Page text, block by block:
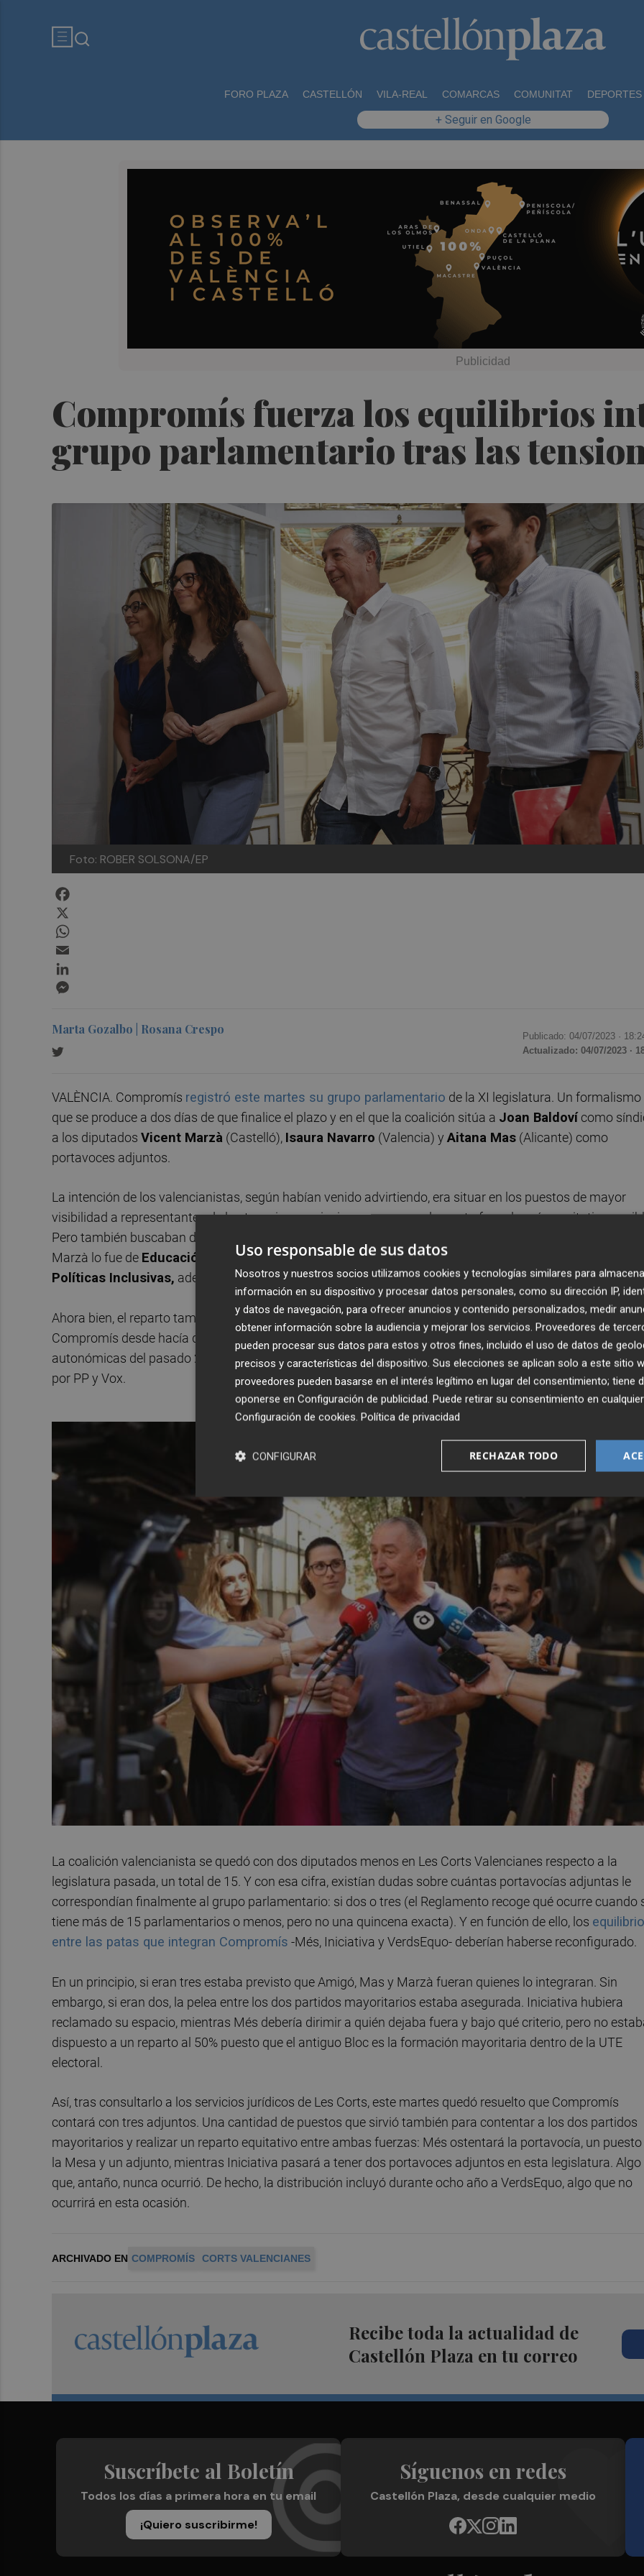
FORO PLAZA CASTELLÓN VILA-REAL COMARCAS COMUNITAT DEPORTES
+ Seguir en Google
Compromís fuerza los equilibrios
grupo parlamentario tras las
Foto: ROBER SOLSONA/EP
Marta Gozalbo | Rosana Crespo Publicado: 04/07/2023 ·
Actualizado: 04/07/2023 ·
VALÈNCIA. Compromís registró este martes su grupo parlamentario de la XI legislatura. Un formalismo
que se produce a dos días de que finalice el plazo y en el que la coalición sitúa a Joan Baldovícomo
a los diputados Vicent Marzà (Castelló), Isaura Navarro (Valencia) y Aitana Mas (Alicante) como
portavoces adjuntos.
La intención de los valencianistas, según habían venido advirtiendo, era situar en los puestos de mayor
visibilidad a representantes de las tres circunscripciones para que el reparto fuera lo más equitativo
Pero también buscaban designar en ellos a los que fueron consellers del Botànic en la pasada legislatura:
Marzà lo fue de Educación , Navarro deAgriculturatras el cese de Mireia Mollà, y Mas de
Políticas Inclusivas, además de vicepresidenta del Consell en funciones.
Ahora bien, el reparto también ha servido para calmar en cierto modo la marejada interna que vivía
Compromís desde hacía días. Y más en particular, desde que se conocieron los resultados de las
autonómicas del pasado 28 de mayo que dieron la llave de la Generalitat al bloque de derechas
por PP y Vox.
La coalición valencianista se quedó con dos diputados menos en Les Corts Valencianes respecto a la
legislatura pasada, un total de 15. Y con esa cifra, existían dudas sobre cuántas portavocías adjuntas le
correspondían finalmente al grupo parlamentario: si dos o tres (el Reglamento recoge qué ocurre cuando
tiene más de 15 parlamentarios o menos, pero no una quincena exacta). Y en función de ello, los
entre las patas que integran Compromís -Més, Iniciativa y VerdsEquo- deberían haberse reconfigurado.
En un principio, si eran tres estaba previsto que Amigó, Mas y Marzà fueran quienes lo integraran. Sin
embargo, si eran dos, la pelea entre los dos partidos mayoritarios estaba asegurada. Iniciativa hubiera
reclamado su espacio, mientras Més debería dirimir a quién dejaba fuera y bajo qué criterio, pero no
dispuesto a un reparto al 50% puesto que el antiguo Bloc es la formación mayoritaria dentro de la UTE
electoral.
Así, tras consultarlo a los servicios jurídicos de Les Corts, este martes quedó resuelto que Compromís
contará con tres adjuntos. Una cantidad de puestos que sirvió también para contentar a los dos partidos
mayoritarios y realizar un reparto equitativo entre ambas fuerzas: Més ostentará la portavocía, un puesto
la Mesa y un adjunto, mientras Iniciativa pasará a tener dos portavoces adjuntos en esta legislatura. Algo
que, antaño, nunca ocurrió. De hecho, la distribución incluyó durante ocho año a VerdsEquo, algo que no
ocurrirá en esta ocasión.
ARCHIVADO EN COMPROMÍS CORTS VALENCIANES
Recibe toda la actualidad de
Castellón Plaza en tu correo
Suscríbete al Boletín
Todos los días a primera hora en tu email
¡Quiero suscribirme!
Síguenos en redes
Castellón Plaza, desde cualquier medio
Uso responsable de sus datos
Nosotros y nuestros socios utilizamos cookies y tecnologías similares para
información en su dispositivo y procesar datos personales, como su dirección IP,
y datos de navegación, para ofrecer anuncios y contenido personalizados, medir
obtener información sobre la audiencia y mejorar los servicios. Proveedores de
pueden procesar sus datos para estos y otros fines, incluido el uso de datos de
precisos y características del dispositivo. Sus elecciones se aplican solo a este sitio
proveedores pueden basarse en el interés legítimo en lugar del consentimiento; tiene
oponerse en Configuración de publicidad. Puede retirar su consentimiento en
Configuración de cookies. Política de privacidad
RECHAZAR TODO
CONFIGURAR